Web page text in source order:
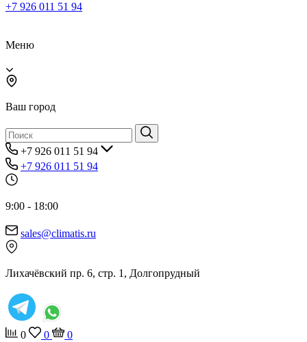
+7 926 011 51 94
Меню
Ваш город
+7 926 011 51 94
+7 926 011 51 94
9:00 - 18:00
sales@climatis.ru
Лихачёвский пр. 6, стр. 1, Долгопрудный
0 0
0